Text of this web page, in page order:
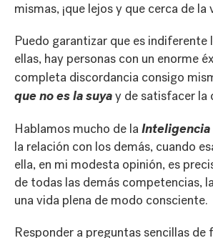
mismas, ¡que lejos y que cerca de la
Puedo garantizar que es
ellas, hay personas con un enorme
completa discordancia consigo
que no es la suyay de satisfacer la
Hablamos mucho de la Inteligencia
la relación con los demás, cuando
ella, en mi modesta opinión, es
de todas las demás competencias,
una vida plena de modo consciente.
Responder a preguntas sencillas